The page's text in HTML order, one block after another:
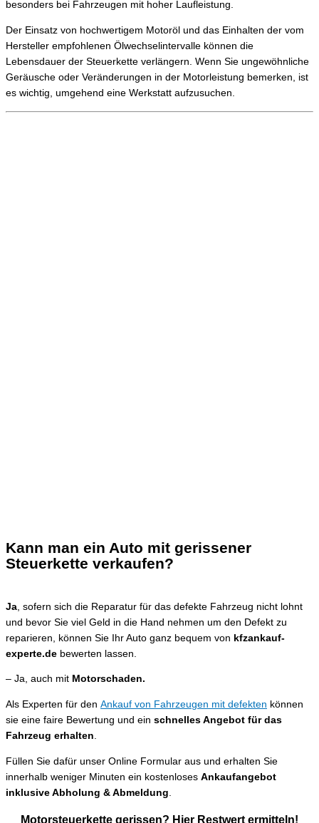
besonders bei Fahrzeugen mit hoher Laufleistung.
Der Einsatz von hochwertigem Motoröl und das Einhalten der vom
Hersteller empfohlenen Ölwechselintervalle können die
Lebensdauer der Steuerkette verlängern. Wenn Sie ungewöhnliche
Geräusche oder Veränderungen in der Motorleistung bemerken, ist
es wichtig, umgehend eine Werkstatt aufzusuchen.
Kann man ein Auto mit gerissener
Steuerkette verkaufen?
Ja , sofern sich die Reparatur für das defekte Fahrzeug nicht lohnt
und bevor Sie viel Geld in die Hand nehmen um den Defekt zu
reparieren, können Sie Ihr Auto ganz bequem von kfzankauf-
experte.de bewerten lassen.
– Ja, auch mit Motorschaden.
Als Experten für den Ankauf von Fahrzeugen mit defekten können
sie eine faire Bewertung und ein schnelles Angebot für das
Fahrzeug erhalten
Füllen Sie dafür unser Online Formular aus und erhalten Sie
innerhalb weniger Minuten ein kostenloses Ankaufangebot
inklusive Abholung & Abmeldung
Motorsteuerkette gerissen? Hier Restwert ermitteln!